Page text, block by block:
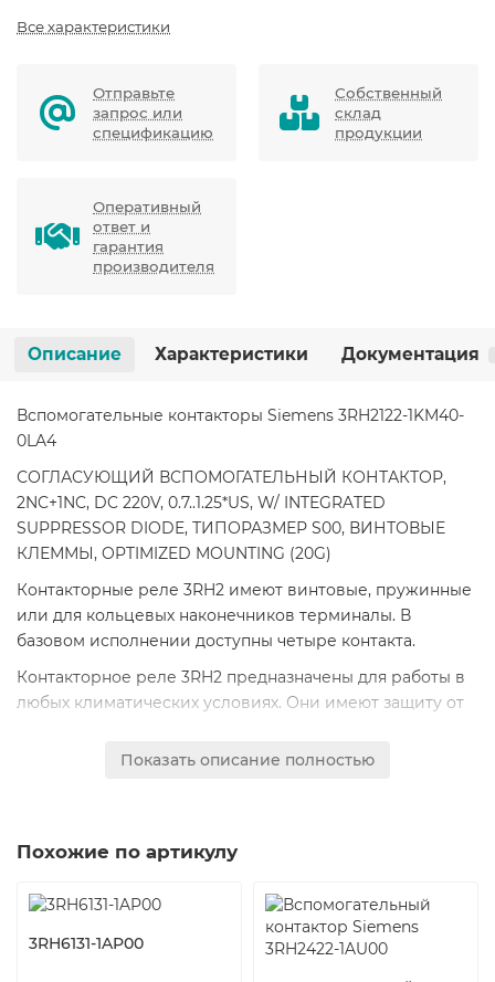
Все характеристики
Отправьте
запрос или
спецификацию
Собственный
склад
продукции
Оперативный
ответ и
гарантия
производителя
Описание Характеристики Документация
Вспомогательные контакторы Siemens 3RH2122-1KM40-
0LA4
СОГЛАСУЮЩИЙ ВСПОМОГАТЕЛЬНЫЙ КОНТАКТОР,
2NC+1NC, DC 220V, 0.7..1.25*US, W/ INTEGRATED
SUPPRESSOR DIODE, ТИПОРАЗМЕР S00, ВИНТОВЫЕ
КЛЕММЫ, OPTIMIZED MOUNTING (20G)
Контакторные реле 3RH2 имеют винтовые, пружинные
или для кольцевых наконечников терминалы. В
базовом исполнении доступны четыре контакта.
Контакторное реле 3RH2 предназначены для работы в
любых климатических условиях. Они имеют защиту от
согласно EN 50274. Устройства, имеющие терминалы
Надежность контактов
Высокая стабильность работы контактов при низких
напряжениях и токах позволяет использовать их в
электронных цепях с токами >= 1 мА при напряжении 17
Показать описание полностью
Похожие по артикулу
3RH6131-1AP00